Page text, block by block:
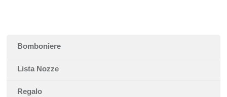
Bomboniere
Lista Nozze
Regalo